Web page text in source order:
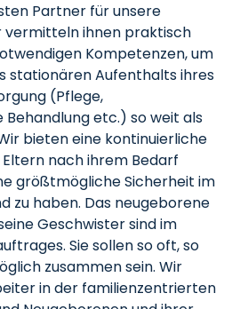
Partner für unsere
vermitteln ihnen praktisch
Kompetenzen, um
stationären Aufenthalts ihres
(Pflege,
etc.) so weit als
bieten eine kontinuierliche
nach ihrem Bedarf
größtmögliche Sicherheit im
zu haben. Das neugeborene
Geschwister sind im
Sie sollen so oft, so
zusammen sein. Wir
in der familienzentrierten